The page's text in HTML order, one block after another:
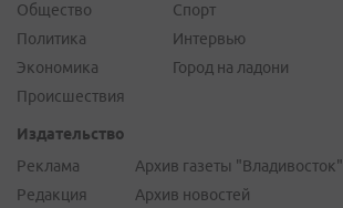
Общество
Политика
Экономика
Происшествия
Спорт
Интервью
Город на ладони
Издательство
Реклама
Редакция
Архив газеты "Владивосток"
Архив новостей